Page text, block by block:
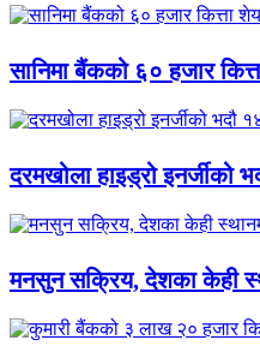
सानिमा बैंकको ६० हजार
दरमखोला हाइड्रो इनर्जीको
मनसुन सक्रिय, देशका केही